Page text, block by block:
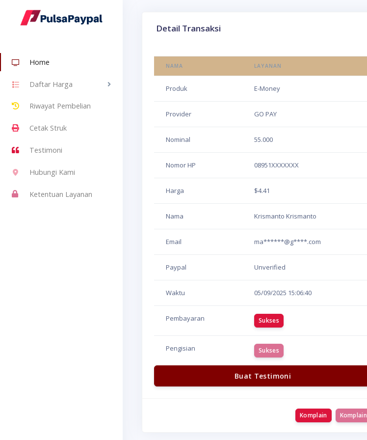
Home
Daftar Harga
Riwayat Pembelian
Cetak Struk
Testimoni
Hubungi Kami
Ketentuan Layanan
Detail Transaksi
NAMA LAYANAN
Produk E-Money
Provider GO PAY
Nominal 55.000
Nomor HP 08951XXXXXXX
Harga $4.41
Nama Krismanto Krismanto
Email ma******@g****.com
Paypal Unverified
Waktu 05/09/2025 15:06:40
Pembayaran Sukses
Pengisian Sukses
Buat Testimoni
Komplain Komplain